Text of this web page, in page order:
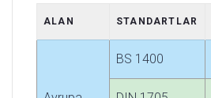
ALAN STANDARTLAR
BS 1400